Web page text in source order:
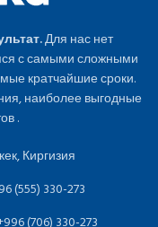
Для нас нет
с самыми сложными
кратчайшие сроки.
наиболее выгодные
.
Киргизия
(555) 330-273